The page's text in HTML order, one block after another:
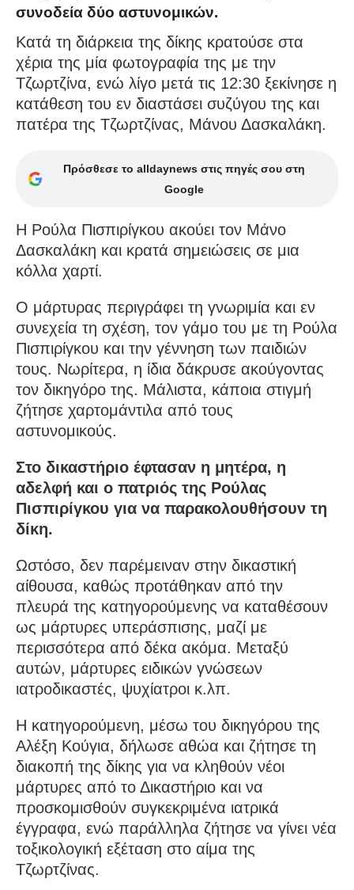
συνοδεία δύο αστυνομικών.
Κατά τη διάρκεια της δίκης κρατούσε στα
χέρια της μία φωτογραφία της με την
Τζωρτζίνα, ενώ λίγο μετά τις 12:30 ξεκίνησε η
κατάθεση του εν διαστάσει συζύγου της και
πατέρα της Τζωρτζίνας, Μάνου Δασκαλάκη.
Πρόσθεσε το alldaynews στις πηγές σου στη
Google
Η Ρούλα Πισπιρίγκου ακούει τον Μάνο
Δασκαλάκη και κρατά σημειώσεις σε μια
κόλλα χαρτί.
Ο μάρτυρας περιγράφει τη γνωριμία και εν
συνεχεία τη σχέση, τον γάμο του με τη Ρούλα
Πισπιρίγκου και την γέννηση των παιδιών
τους. Νωρίτερα, η ίδια δάκρυσε ακούγοντας
τον δικηγόρο της. Μάλιστα, κάποια στιγμή
ζήτησε χαρτομάντιλα από τους
αστυνομικούς.
Στο δικαστήριο έφτασαν η μητέρα, η
αδελφή και ο πατριός της Ρούλας
Πισπιρίγκου για να παρακολουθήσουν τη
δίκη.
Ωστόσο, δεν παρέμειναν στην δικαστική
αίθουσα, καθώς προτάθηκαν από την
πλευρά της κατηγορούμενης να καταθέσουν
ως μάρτυρες υπεράσπισης, μαζί με
περισσότερα από δέκα ακόμα. Μεταξύ
αυτών, μάρτυρες ειδικών γνώσεων
ιατροδικαστές, ψυχίατροι κ.λπ.
Η κατηγορούμενη, μέσω του δικηγόρου της
Αλέξη Κούγια, δήλωσε αθώα και ζήτησε τη
διακοπή της δίκης για να κληθούν νέοι
μάρτυρες από το Δικαστήριο και να
προσκομισθούν συγκεκριμένα ιατρικά
έγγραφα, ενώ παράλληλα ζήτησε να γίνει νέα
τοξικολογική εξέταση στο αίμα της
Τζωρτζίνας.